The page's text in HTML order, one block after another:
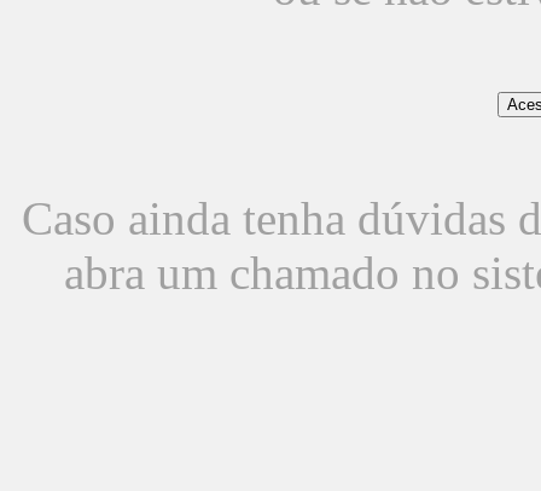
Caso ainda tenha dúvidas
abra um chamado no